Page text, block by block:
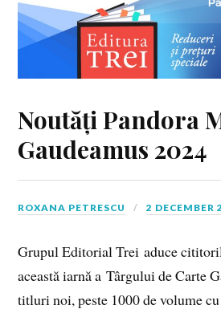
Noutăți Pandora
Gaudeamus 2024
ROXANA PETRESCU 2 DECEMBER
Grupul Editorial Trei aduce
această iarnă a Târgului de Carte
titluri noi, peste 1000 de volume